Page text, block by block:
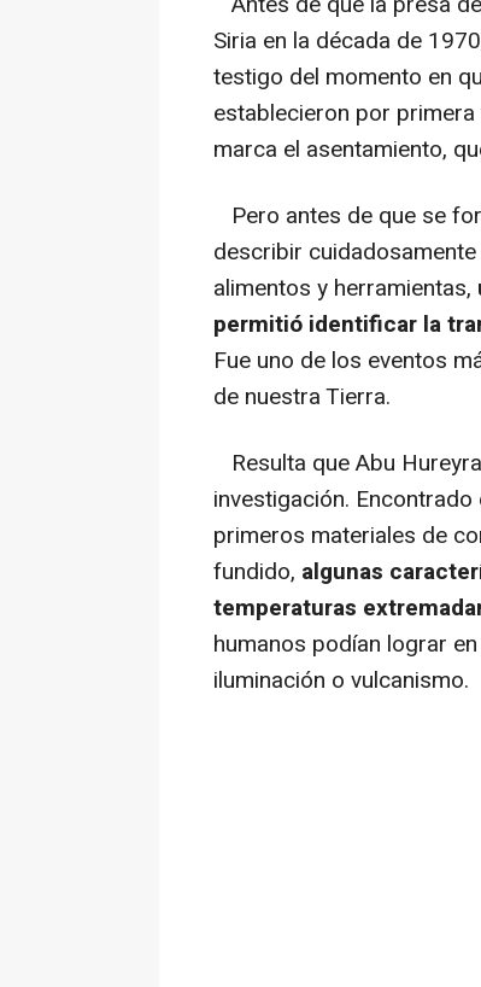
Siria en la década de
testigo del momento en
establecieron por
marca el asentamiento,
Pero antes de que se
describir
alimentos y herramientas,
permitió identificar la
Fue uno de los eventos
de nuestra Tierra.
Resulta que Abu
investigación.
primeros materiales de
fundido, algunas
temperaturas
humanos podían lograr
iluminación o vulcanismo.